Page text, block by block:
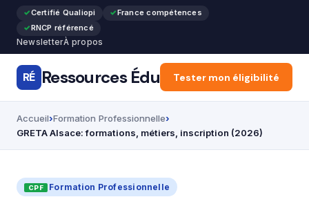
Certifié Qualiopi
France compétences
RNCP référencé
NewsletterÀ propos
RÉ Ressources Édu Accueil Articles
Tester mon éligibilité
Accueil Formation Professionnelle
GRETA Alsace: formations, métiers, inscription (2026)
Formation Professionnelle